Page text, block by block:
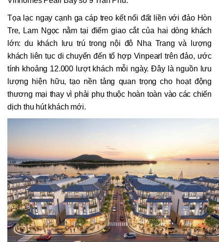
Tọa lạc ngay cạnh ga cáp treo kết nối đất liền với đảo Hòn
Tre, Lam Ngọc nằm tại điểm giao cắt của hai dòng khách
lớn: du khách lưu trú trong nội đô Nha Trang và lượng
khách liên tục di chuyển đến tổ hợp Vinpearl trên đảo, ước
tính khoảng 12.000 lượt khách mỗi ngày. Đây là nguồn lưu
lượng hiện hữu, tạo nền tảng quan trọng cho hoạt động
thương mại thay vì phải phụ thuộc hoàn toàn vào các chiến
dịch thu hút khách mới.